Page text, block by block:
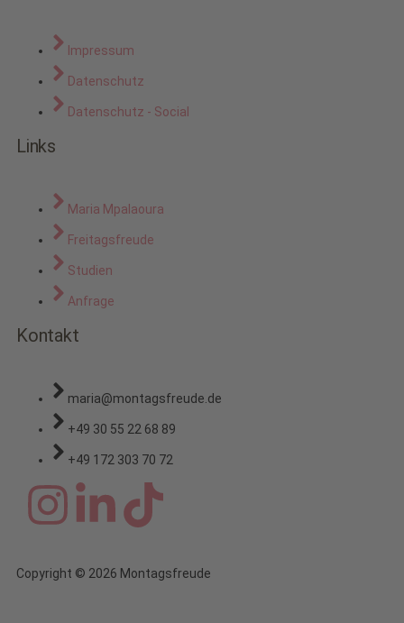
Impressum
Datenschutz
Datenschutz - Social
Links
Maria Mpalaoura
Freitagsfreude
Studien
Anfrage
Kontakt
maria@montagsfreude.de
+49 30 55 22 68 89
+49 172 303 70 72
Copyright © 2026 Montagsfreude